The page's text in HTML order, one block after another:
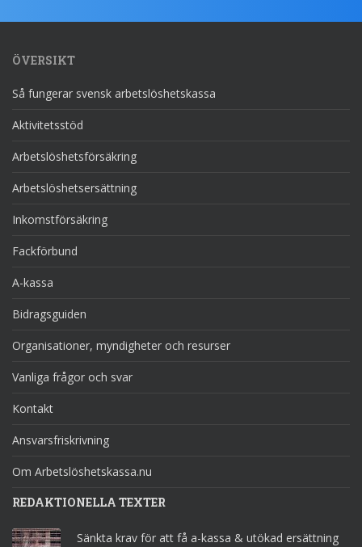
ÖVERSIKT
Så fungerar svensk arbetslöshetskassa
Aktivitetsstöd
Arbetslöshetsförsäkring
Arbetslöshetsersättning
Inkomstförsäkring
Fackförbund
A-kassa
Bidragsguiden
Organisationer, myndigheter och resurser
Vanliga frågor och svar
Kontakt
Ansvarsfriskrivning
Om Arbetslöshetskassa.nu
REDAKTIONELLA TEXTER
Sänkta krav för att få a-kassa & utökad ersättning